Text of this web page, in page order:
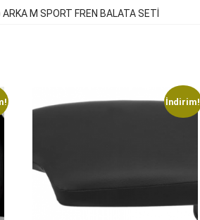
M SPORT FREN BALATA SETİ
İndirim!